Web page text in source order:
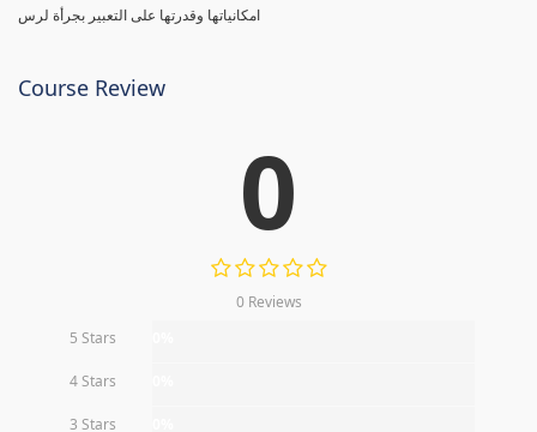
امكانياتها وقدرتها على التعبير بجرأة لرس
Course Review
0
0 Reviews
5 Stars
4 Stars
3 Stars